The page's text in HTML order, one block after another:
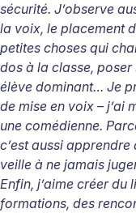
sécurité. J’observe
la voix, le placement
petites choses qui
dos à la classe,
élève dominant… Je
de mise en voix – j’ai
une comédienne.
c’est aussi apprendre
veille à ne jamais
Enfin, j’aime créer du
formations, des